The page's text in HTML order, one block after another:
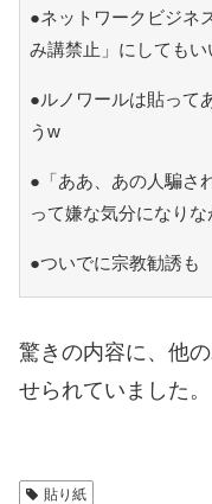
●ネットワークビジネ
み講禁止」にしても
●ルノワールは貼って
うw
●「ああ、あの人騙さ
って嫌な気分になり
●ついでに宗教勧誘も
驚きの内容に、他
せられていました。
貼り紙